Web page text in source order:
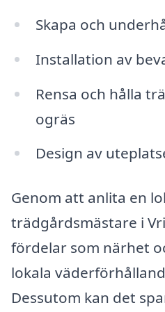
Skapa och
Installation av
Rensa och hålla
ogräs
Design av
Genom att anlita en
trädgårdsmästare i
fördelar som närhet
lokala
Dessutom kan det